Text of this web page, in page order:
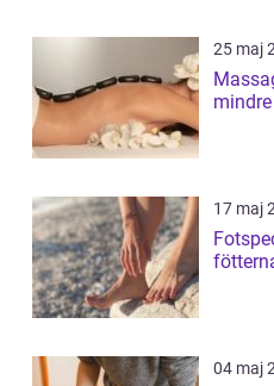
25 maj
Massage
17 maj
04 maj